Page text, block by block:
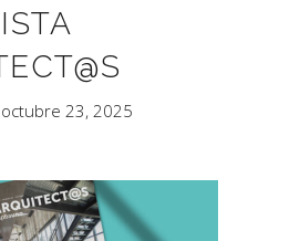
octubre 23, 2025